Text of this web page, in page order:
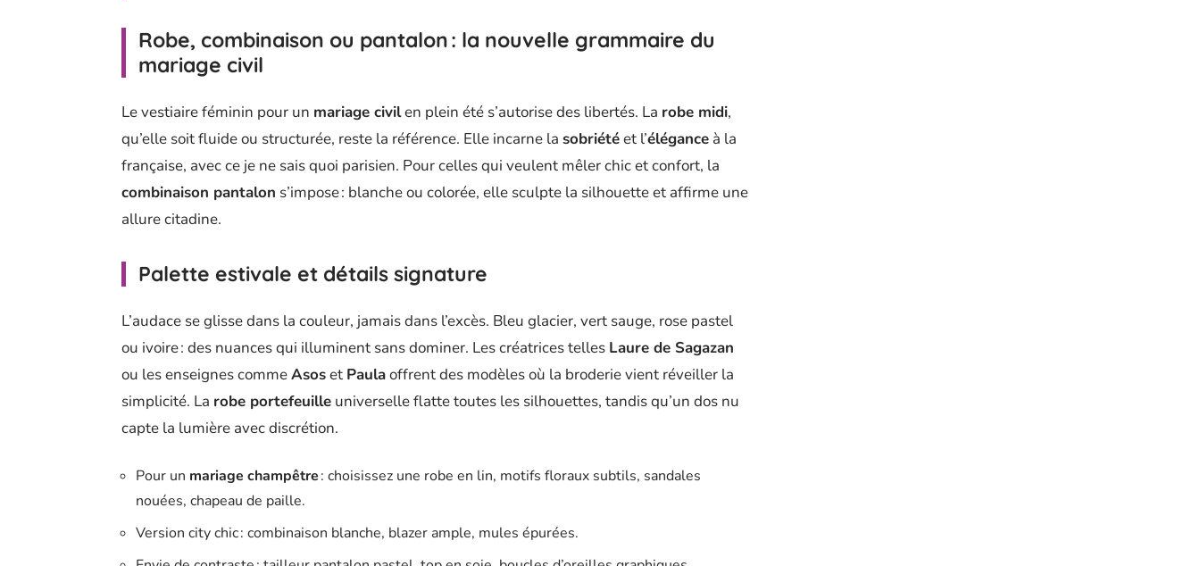
Robe, combinaison ou pantalon : la nouvelle grammaire du
mariage civil
Le vestiaire féminin pour un mariage civilen plein été s’autorise des libertés. La robe midi,
qu’elle soit fluide ou structurée, reste la référence. Elle incarne la sobriétéet l’élégance à la
française, avec ce je ne sais quoi parisien. Pour celles qui veulent mêler chic et confort, la
combinaison pantalon s’impose : blanche ou colorée, elle sculpte la silhouette et affirme une
allure citadine.
Palette estivale et détails signature
L’audace se glisse dans la couleur, jamais dans l’excès. Bleu glacier, vert sauge, rose pastel
ou ivoire : des nuances qui illuminent sans dominer. Les créatrices telles Laure de Sagazan
ou les enseignes commeAsoset Paulaoffrent des modèles où la broderie vient réveiller la
simplicité. La robe portefeuille universelle flatte toutes les silhouettes, tandis qu’un dos nu
capte la lumière avec discrétion.
Pour un mariage champêtre: choisissez une robe en lin, motifs floraux subtils, sandales
nouées, chapeau de paille.
Version city chic : combinaison blanche, blazer ample, mules épurées.